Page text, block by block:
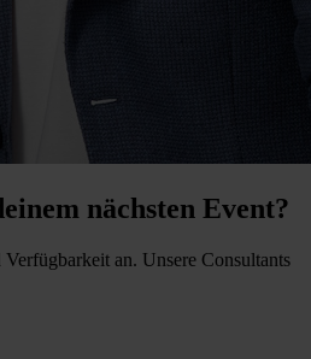
nächsten Event?
an. Unsere Consultants